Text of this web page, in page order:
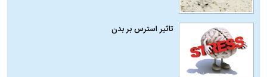
تاثیر استرس بر بدن